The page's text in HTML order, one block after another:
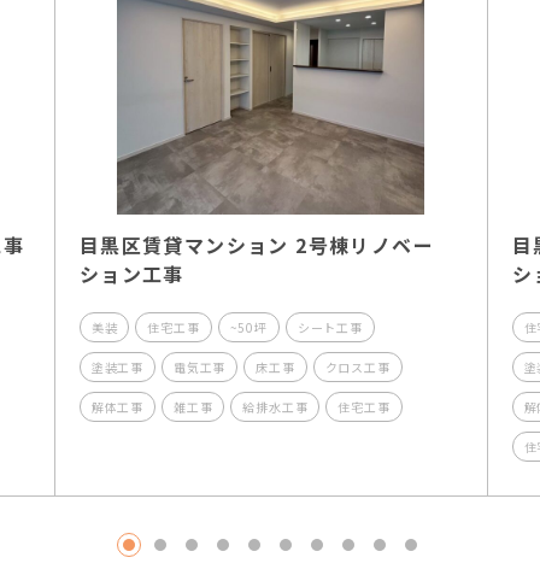
目黒区賃貸マンション 2号棟リノベー
ション工事
美装 住宅工事 ~50坪 シート工事
塗装工事 電気工事 床工事 クロス工事
解体工事 雑工事 給排水工事 住宅工事
シ
住
塗
解
住
1
2 3 4 5 6 7 8